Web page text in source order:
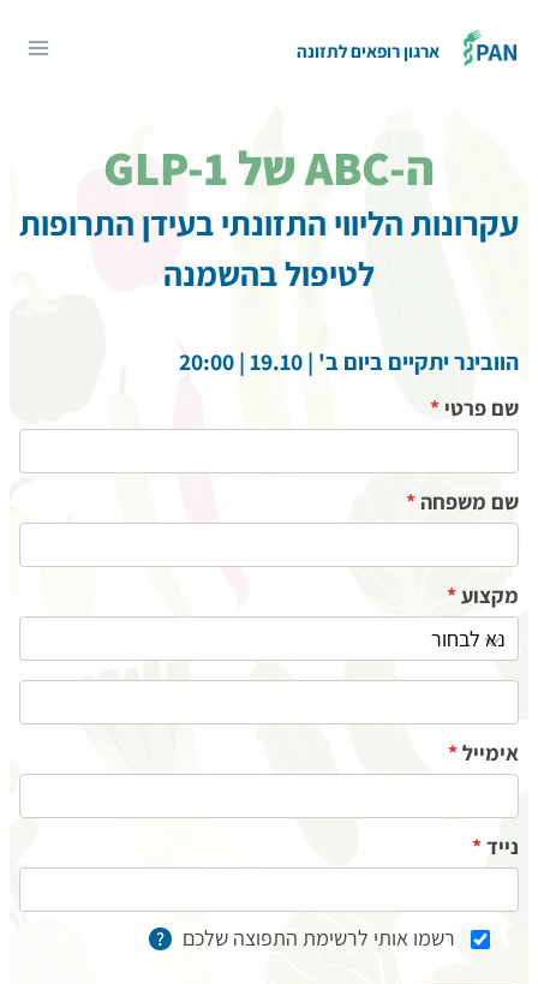
ארגון רופאים לתזונה
ה-ABC של GLP-1
עקרונות הליווי התזונתי בעידן התרופות
לטיפול בהשמנה
הוובינר יתקיים ביום ב' | 19.10 | 20:00
מ
ת
ן
ל
פ
ש
ץ
9
.
.
שם פרטי *
שם משפחה *
מקצוע*
אימייל*
נייד*
רשמו אותי לרשימת התפוצה שלכם ?